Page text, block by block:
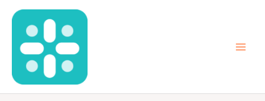
content